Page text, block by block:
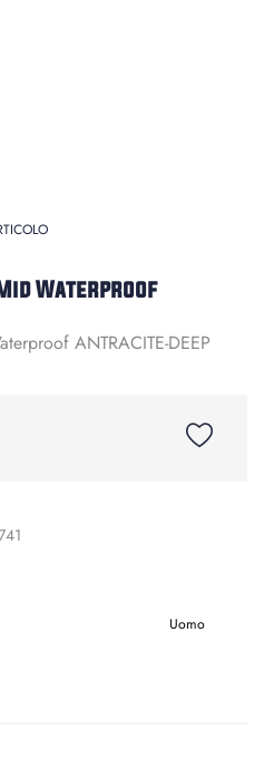
Waterproof
ANTRACITE-DEEP
Uomo